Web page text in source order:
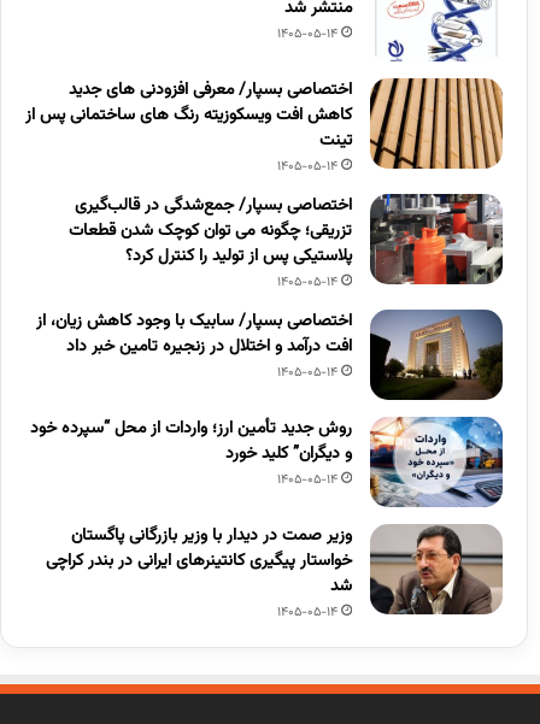
منتشر شد
1405-05-14
اختصاصی بسپار/ معرفی افزودنی های جدید
کاهش افت ویسکوزیته رنگ های ساختمانی پس از
تینت
1405-05-14
اختصاصی بسپار/ جمع‌شدگی در قالب‌گیری
تزریقی؛ چگونه می توان کوچک شدن قطعات
پلاستیکی پس از تولید را کنترل کرد؟
1405-05-14
اختصاصی بسپار/ سابیک با وجود کاهش زیان، از
افت درآمد و اختلال در زنجیره تامین خبر داد
1405-05-14
روش جدید تأمین ارز؛ واردات از محل “سپرده خود
و دیگران” کلید خورد
1405-05-14
وزیر صمت در دیدار با وزیر بازرگانی پاگستان
خواستار پیگیری کانتینرهای ایرانی در بندر کراچی
شد
1405-05-14